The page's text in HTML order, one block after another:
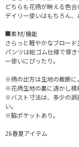
どちらも花柄が映える色合
デイリー使いはもちろん、
■素材/機能
さらっと軽やかなブロード
パンツは総ゴム仕様で穿
ー使いにぴったり。
※柄の出方は生地の裁断に
※花柄生地の裏に透かし模
※バスト寸法は、多少の誤
い。
※脇ポケットあり。
26春夏アイテム